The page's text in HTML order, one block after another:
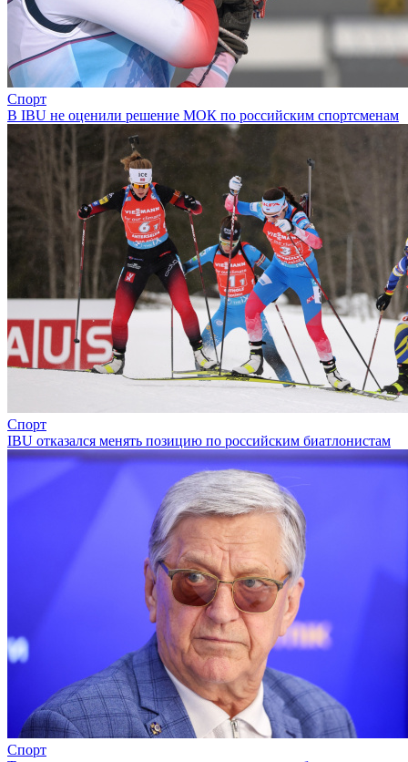
Спорт
В IBU не оценили решение МОК по российским спортсменам
Спорт
IBU отказался менять позицию по российским биатлонистам
Спорт